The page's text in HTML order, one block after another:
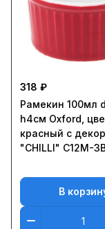
318 ₽
Рамекин 100мл
h4см Oxford,
красный с
"CHILLI" C12M-
В